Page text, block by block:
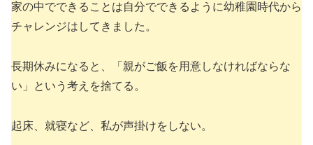
家の中でできることは自分でできるように幼稚園時代から
チャレンジはしてきました。
長期休みになると、「親がご飯を用意しなければならな
い」という考えを捨てる。
起床、就寝など、私が声掛けをしない。